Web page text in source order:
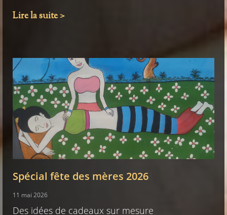
Lire la suite >
Spécial fête des mères 2026
11 mai 2026
Des idées de cadeaux sur mesure